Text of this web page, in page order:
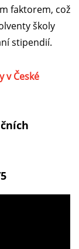
faktorem, což
školy
stipendií.
v České